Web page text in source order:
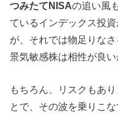
つみたてNISAの追い風
ているインデックス投
が、それでは物足りな
景気敏感株は相性が良い
もちろん、リスクもあ
とで、その波を乗りこな